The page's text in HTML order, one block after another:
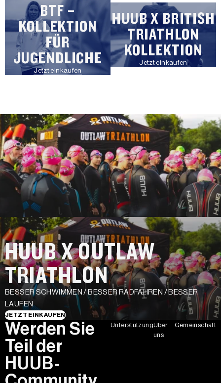
BTF –
KOLLEKTION
FÜR
JUGENDLICHE
Jetzt einkaufen
HUUB X BRITISH
TRIATHLON
KOLLEKTION
Jetzt einkaufen
HUUB X OUTLAW
TRIATHLON
BESSER SCHWIMMEN / BESSER RADFAHREN / BESSER
LAUFEN
JETZT EINKAUFEN
Werden Sie
Teil der
HUUB-
UnterstützungÜber
uns
Gemeinschaft